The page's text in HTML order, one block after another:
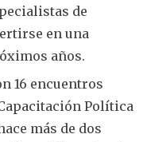
de
en una
años.
16 encuentros
Política
más de dos